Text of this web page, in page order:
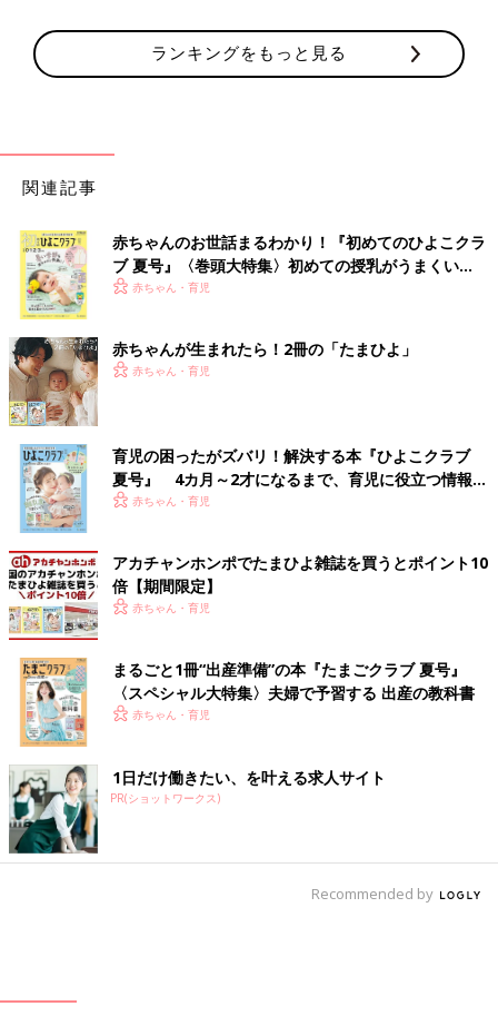
ランキングをもっと見る
関連記事
赤ちゃんのお世話まるわかり！『初めてのひよこクラ
ブ 夏号』〈巻頭大特集〉初めての授乳がうまくい
く！ おっぱい・ミルクの基本と夏のトラブル 解決テ
赤ちゃん・育児
赤ちゃんが生まれたら！2冊の「たまひよ」
赤ちゃん・育児
育児の困ったがズバリ！解決する本『ひよこクラブ
夏号』 4カ月～2才になるまで、育児に役立つ情報が
いっぱい！
赤ちゃん・育児
アカチャンホンポでたまひよ雑誌を買うとポイント10
倍【期間限定】
赤ちゃん・育児
まるごと1冊“出産準備”の本『たまごクラブ 夏号』
〈スペシャル大特集〉夫婦で予習する 出産の教科書
赤ちゃん・育児
1日だけ働きたい、を叶える求人サイト
PR(ショットワークス)
Recommended by